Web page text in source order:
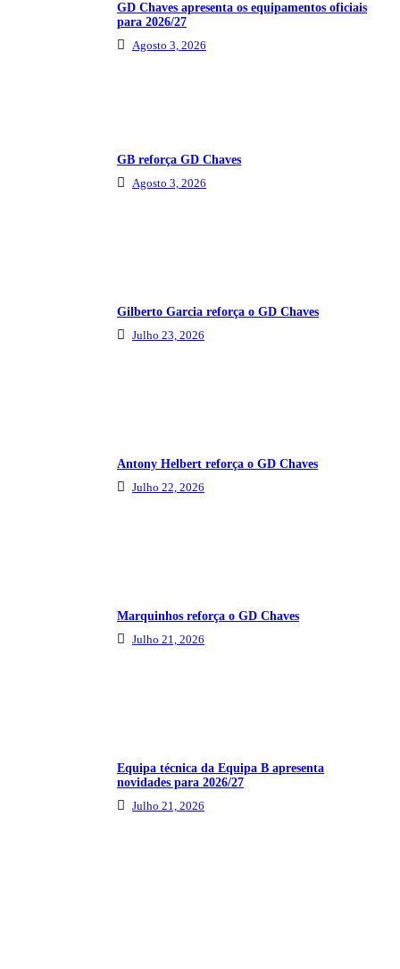
GD Chaves apresenta os equipamentos oficiais
para 2026/27
Agosto 3, 2026
GB reforça GD Chaves
Agosto 3, 2026
Gilberto Garcia reforça o GD Chaves
Julho 23, 2026
Antony Helbert reforça o GD Chaves
Julho 22, 2026
Marquinhos reforça o GD Chaves
Julho 21, 2026
Equipa técnica da Equipa B apresenta
novidades para 2026/27
Julho 21, 2026